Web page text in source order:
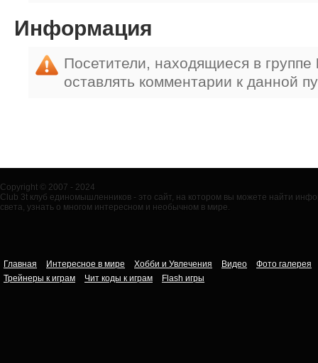
Информация
Посетители, находящиеся в группе
оставлять комментарии к данной
Copyright © 2007 - 2024
Club 3t клуб единомышленников - это сайт, на котором вы можете найти
света, узнать о многом интересном и необычном в мире.
Главная Интересное в мире Хобби и Увлечения Видео
Фото галерея
Трейнеры к играм
Чит коды к играм Flash игры